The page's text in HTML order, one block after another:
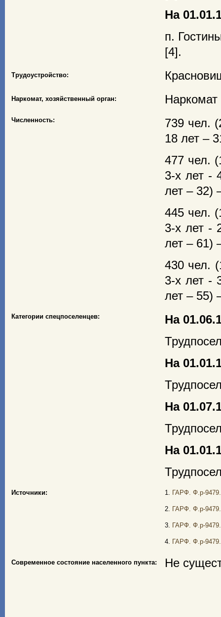
На
п.
[4].
Трудоустройство:
Наркомат, хозяйственный орган:
Численность:
739 чел.
18 лет –
477 чел.
3-х лет -
лет – 32)
445 чел.
3-х лет -
лет – 61)
430 чел.
3-х лет -
лет – 55)
Категории спецпоселенцев:
На
На
На
На
Источники: 1. ГАРФ. Ф.р-
2. ГАРФ. Ф.р-
3. ГАРФ. Ф.р-
4. ГАРФ. Ф.р-
Современное состояние населенного пункта: Не